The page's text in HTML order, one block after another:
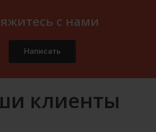
с нами
Написать
клиенты